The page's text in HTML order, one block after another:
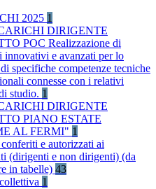
2025 1
DIRIGENTE
POC Realizzazione di
innovativi e avanzati per lo
specifiche competenze tecniche
connesse con i relativi
studio. 1
DIRIGENTE
PIANO ESTATE
AL FERMI" 1
e autorizzati ai
(dirigenti e non dirigenti) (da
in tabelle) 43
1